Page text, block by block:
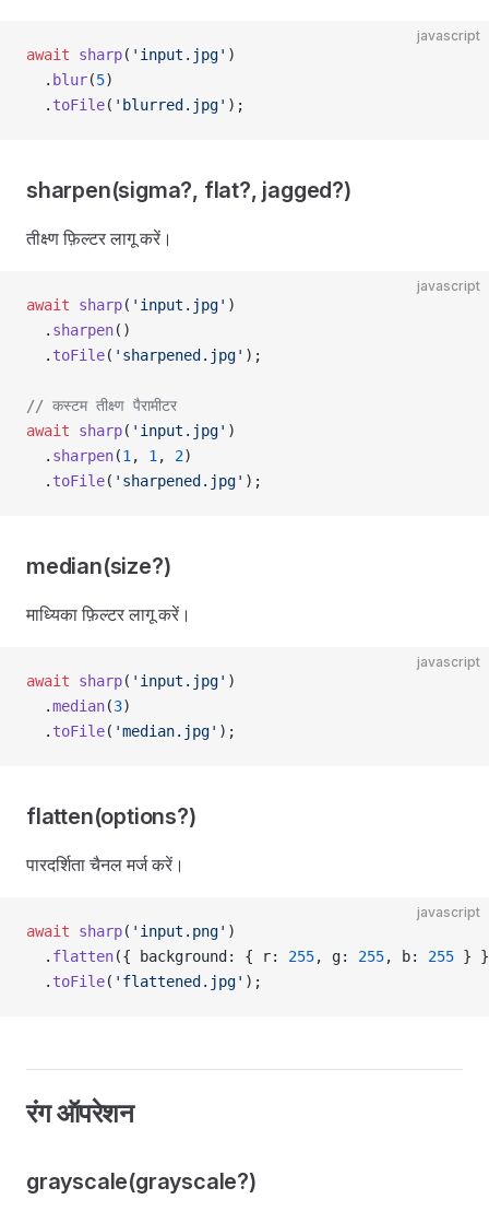
javascript
await sharp( 'input.jpg' )
  .
blur(5)
  .
toFile( 'blurred.jpg' );
sharpen(sigma?, flat?, jagged?)
तीक्ष्ण फ़िल्टर लागू करें।
javascript
await sharp( 'input.jpg' )
  .
sharpen()
  .
toFile( 'sharpened.jpg' );
// कस्टम तीक्ष्ण पैरामीटर
await sharp( 'input.jpg' )
  .
sharpen(1 , 1 , 2)
  .
toFile( 'sharpened.jpg' );
median(size?)
माध्यिका फ़िल्टर लागू करें।
javascript
await sharp( 'input.jpg' )
  .
median(3)
  .
toFile( 'median.jpg' );
flatten(options?)
पारदर्शिता चैनल मर्ज करें।
javascript
await sharp( 'input.png' )
  .
flatten({ background: { r: 255, g: 255, b: 255 }
  .
toFile( 'flattened.jpg' );
रंग ऑपरेशन
grayscale(grayscale?)